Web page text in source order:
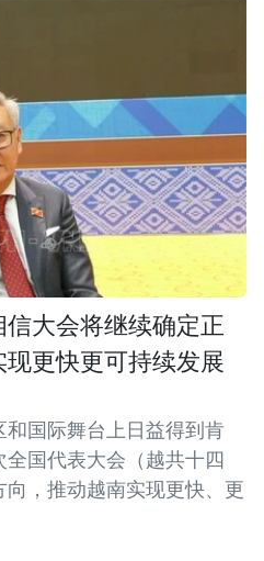
大会将继续确定正
更快更可持续发展
国际舞台上日益得到肯
国代表大会（越共十四
，推动越南实现更快、更